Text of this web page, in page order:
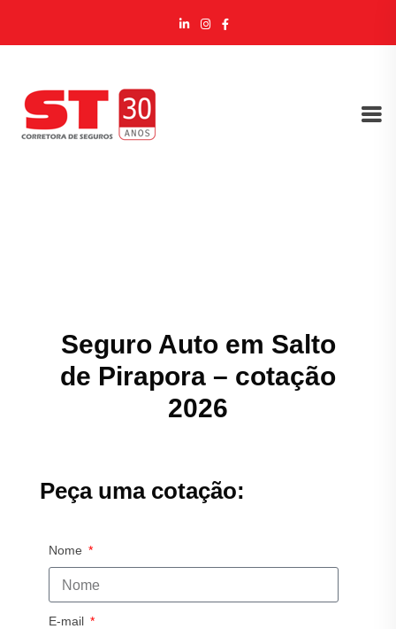
Seguro Auto em Salto
de Pirapora – cotação
2026
Peça uma cotação:
Nome
E-mail